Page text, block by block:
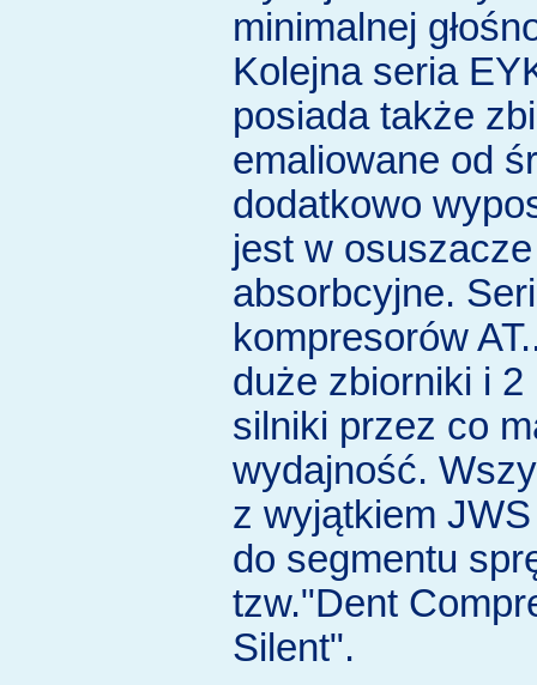
minimalnej
Kolejna seria
posiada także
emaliowane od
dodatkowo
jest w osuszacze
absorbcyjne.
kompresorów
duże zbiorniki i 2
silniki przez co
wydajność.
z wyjątkiem
do segmentu
tzw."Dent
Silent".